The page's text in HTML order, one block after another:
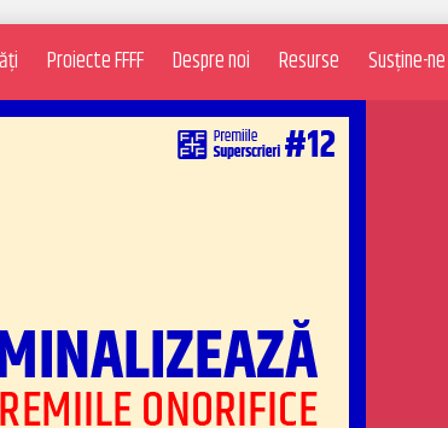
Proiecte FFFF Despre noi Resurse Susține-ne